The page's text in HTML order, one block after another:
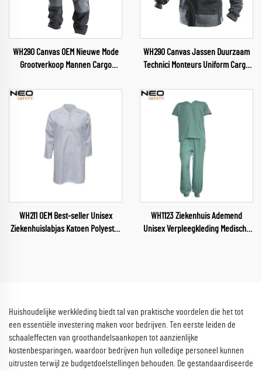
WH290 Canvas OEM Nieuwe Mode
Grootverkoop Mannen Cargo
Zakken Broek met Oxford
Versteviging
WH290 Canvas Jassen Duurzaam
Technici Monteurs Uniform Cargo
voor Hardware
WH211 OEM Best-seller Unisex
Ziekenhuislabjas Katoen Polyester
WH1123 Ziekenhuis Ademend
Unisex Verpleegkleding Medische
Huishoudelijke werkkleding biedt tal van praktische voordelen die het tot
een essentiële investering maken voor bedrijven. Ten eerste leiden de
schaaleffecten van groothandelsaankopen tot aanzienlijke
kostenbesparingen, waardoor bedrijven hun volledige personeel kunnen
uitrusten terwijl ze budgetdoelstellingen behouden. De gestandaardiseerde